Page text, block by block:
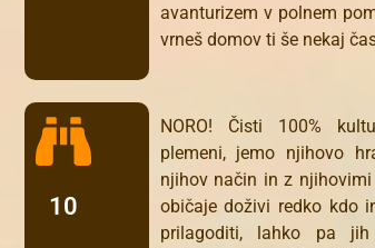
avanturizem v polnem
vrneš domov ti še nekaj
10
NORO! Čisti 100%
plemeni, jemo njihovo
njihov način in z
običaje doživi redko kdo
prilagoditi, lahko pa jih